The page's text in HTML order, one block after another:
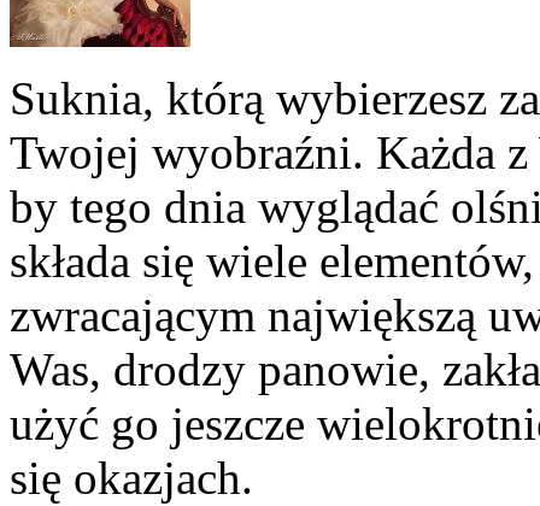
Suknia, którą wybierzesz
Twojej wyobraźni. Każda z
by tego dnia wyglądać
składa się wiele
zwracającym największą
Was, drodzy panowie,
użyć go jeszcze
się okazjach.